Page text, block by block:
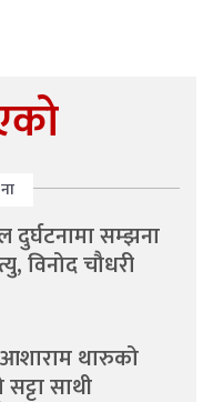
दुर्घटनामा सम्झना
विनोद चौधरी
आशाराम थारुको
सट्टा साथी